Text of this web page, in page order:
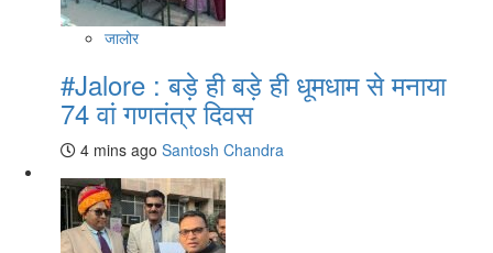
जालोर
#Jalore : बड़े ही बड़े ही धूमधाम से मनाया
74 वां गणतंत्र दिवस
4 mins ago Santosh Chandra